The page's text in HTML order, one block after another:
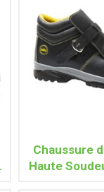
Chaussure
Haute